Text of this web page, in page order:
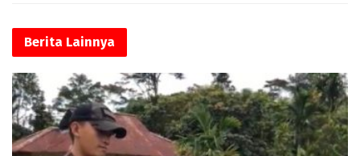
Berita Lainnya